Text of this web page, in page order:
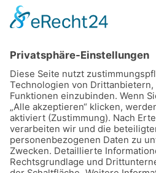
02205 - 898349
buero@hospizdienst-